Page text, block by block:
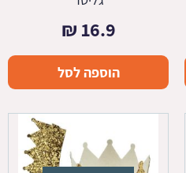
16.9
₪
הוספה לסל